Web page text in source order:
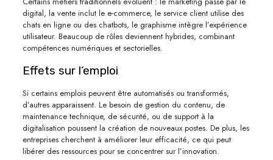
digital, la vente inclut le e-commerce, le service client utilise des
chats en ligne ou des chatbots, le graphisme intègre l’expérience
utilisateur. Beaucoup de rôles deviennent hybrides, combinant
compétences numériques et sectorielles.
Effets sur l’emploi
Si certains emplois peuvent être automatisés ou transformés,
d’autres apparaissent. Le besoin de gestion du contenu, de
maintenance technique, de sécurité, ou de support à la
digitalisation poussent la création de nouveaux postes. De plus, les
entreprises cherchent à améliorer leur efficacité, ce qui peut
libérer des ressources pour se concentrer sur l’innovation.